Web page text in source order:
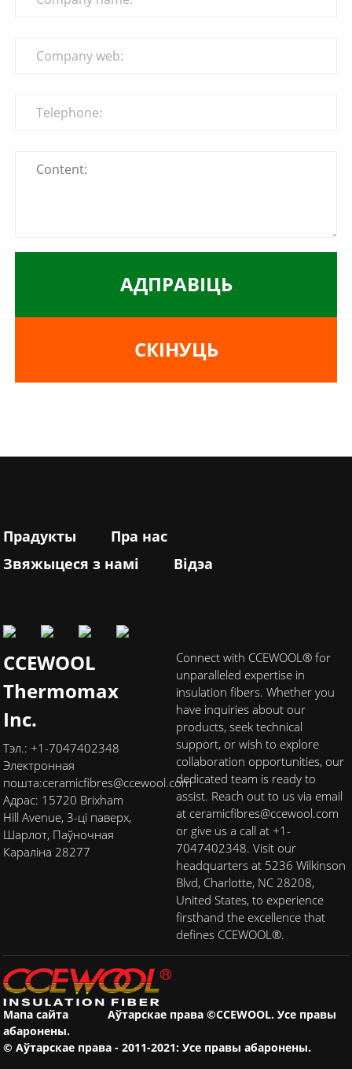
АДПРАВІЦЬ
СКІНУЦЬ
Прадукты
Пра нас
Звяжыцеся з намі
Відэа
CCEWOOL
Thermomax
Inc.
Тэл.: +1-7047402348
Электронная
пошта:ceramicfibres@ccewool.com
Адрас: 15720 Brixham
Hill Avenue, 3-ці паверх,
Шарлот, Паўночная
Караліна 28277
Connect with CCEWOOL® for
unparalleled expertise in
insulation fibers. Whether you
have inquiries about our
products, seek technical
support, or wish to explore
collaboration opportunities, our
dedicated team is ready to
assist. Reach out to us via email
at ceramicfibres@ccewool.com
or give us a call at +1-
7047402348. Visit our
headquarters at 5236 Wilkinson
Blvd, Charlotte, NC 28208,
United States, to experience
firsthand the excellence that
defines CCEWOOL®.
Мапа сайта
Аўтарскае права ©CCEWOOL. Усе правы
абаронены.
© Аўтарскае права - 2011-2021: Усе правы абаронены.